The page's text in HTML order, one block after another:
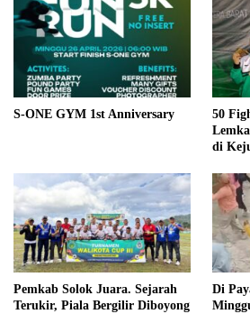
S-ONE GYM 1st Anniversary
50
di
Pemkab Solok Juara. Sejarah
Terukir, Piala Bergilir Diboyong
Di